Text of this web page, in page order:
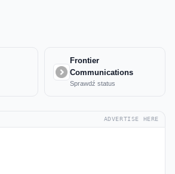
Frontier
Communications
Sprawdź status
ADVERTISE HERE